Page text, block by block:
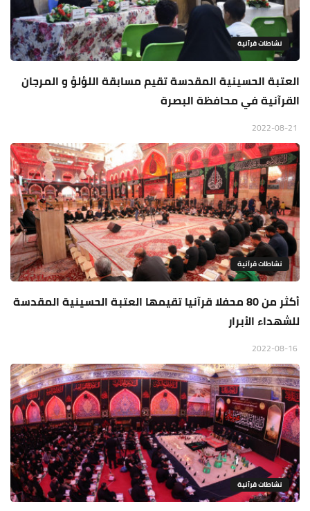
نشاطات قرآنية
العتبة الحسينية المقدسة تقيم مسابقة اللؤلؤ و المرجان
القرآنية في محافظة البصرة
نشاطات قرآنية
أكثر من 80 محفلا قرآنيا تقيمها العتبة الحسينية المقدسة
للشهداء الأبرار
نشاطات قرآنية